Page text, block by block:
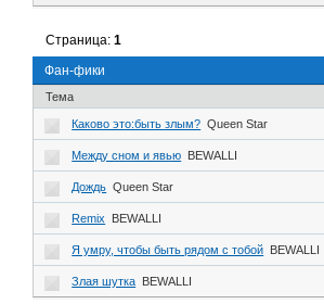
Фан-фики
Страница:1
Тема
Каково это:быть злым? Queen Star
Между сном и явью BEWALLI
Дождь Queen Star
Remix BEWALLI
Я умру, чтобы быть рядом с тобой BEWALLI
Злая шутка BEWALLI